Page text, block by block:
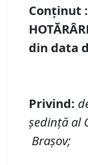
Conținut :
din data
Privind:
şedinţă al
Braşov;